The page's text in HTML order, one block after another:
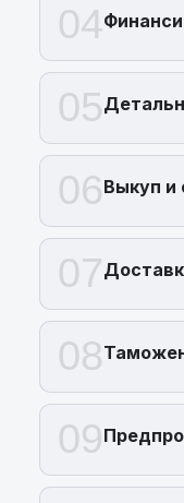
04
05
06Выкуп и
07
08
09